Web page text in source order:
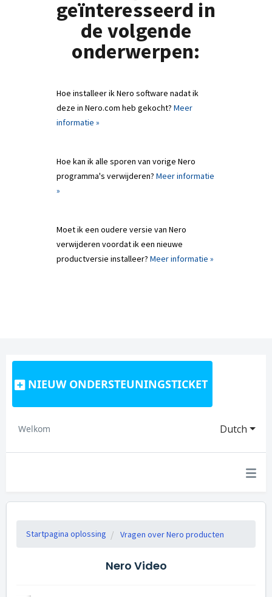
geïnteresseerd in
de volgende
onderwerpen:
Hoe installeer ik Nero software nadat ik
deze in Nero.com heb gekocht? Meer
informatie »
Hoe kan ik alle sporen van vorige Nero
programma's verwijderen? Meer informatie
»
Moet ik een oudere versie van Nero
verwijderen voordat ik een nieuwe
productversie installeer? Meer informatie »
NIEUW ONDERSTEUNINGSTICKET
Dutch
Welkom
Startpagina oplossing Vragen over Nero producten
Nero Video